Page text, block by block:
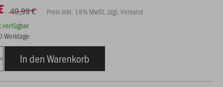
49,99 €
Preis inkl. 19% MwSt. zzgl. Versand
verfügbar
Werktage
In den Warenkorb